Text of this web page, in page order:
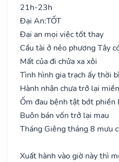
21h-23h
Đại An:TỐT
Đại an mọi việc tốt thay
Cầu tài ở nẻo phương Tây
Mất của đi chửa xa xôi
Tình hình gia trạch ấy thời
Hành nhân chưa trở lại miền
Ốm đau bệnh tật bớt phiền
Buôn bán vốn trở lại mau
Tháng Giêng tháng 8 mưu
Xuất hành vào giờ này thì